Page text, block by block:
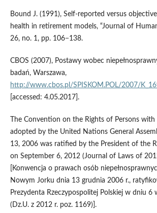
Bound J. (1991), Self‑reported versus
health in retirement models, “Journal of
26, no. 1, pp. 106−138.
CBOS (2007), Postawy wobec
badań, Warszawa,
http://www.cbos.pl/SPISKOM.POL/2007/
[accessed: 4.05.2017].
The Convention on the Rights of Persons
adopted by the United Nations General
13, 2006 was ratified by the President of the
on September 6, 2012 (Journal of Laws of
[Konwencja o prawach osób
Nowym Jorku dnia 13 grudnia 2006 r.,
Prezydenta Rzeczypospolitej Polskiej w dniu 6
(Dz.U. z 2012 r. poz. 1169)].